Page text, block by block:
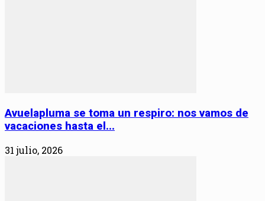
Avuelapluma se toma un respiro: nos vamos de
vacaciones hasta el...
31 julio, 2026